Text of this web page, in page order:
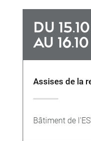
DU 15.10
AU 16.10
Assises de la
Bâtiment de